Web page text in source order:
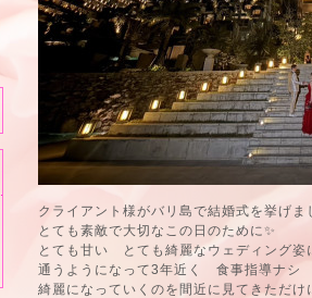
クライアント様がバリ島で結婚式を挙げま
とても素敵で大切なこの日のために✨
とても甘い とても綺麗なウェディング姿
通うようになって3年近く 食事指導ナシ
綺麗になっていくのを間近に見てきただけ